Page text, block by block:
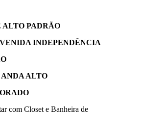
ALTO PADRÃO
INDEPENDÊNCIA
ALTO
com Closet e Banheira de